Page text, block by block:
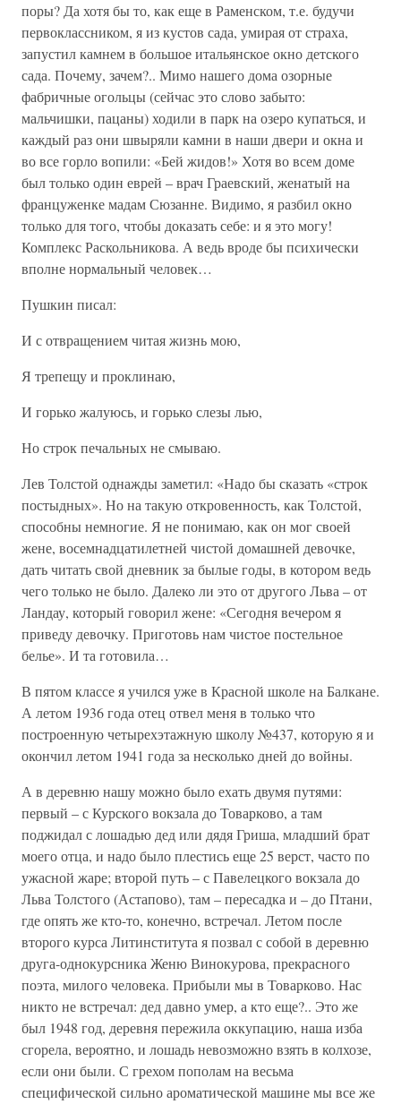
поры? Да хотя бы то, как еще в Раменском, т.е. будучи
первоклассником, я из кустов сада, умирая от страха,
запустил камнем в большое итальянское окно детского
сада. Почему, зачем?.. Мимо нашего дома озорные
фабричные огольцы (сейчас это слово забыто:
мальчишки, пацаны) ходили в парк на озеро купаться, и
каждый раз они швыряли камни в наши двери и окна и
во все горло вопили: «Бей жидов!» Хотя во всем доме
был только один еврей – врач Граевский, женатый на
француженке мадам Сюзанне. Видимо, я разбил окно
только для того, чтобы доказать себе: и я это могу!
Комплекс Раскольникова. А ведь вроде бы психически
вполне нормальный человек…
Пушкин писал:
И с отвращением читая жизнь мою,
Я трепещу и проклинаю,
И горько жалуюсь, и горько слезы лью,
Но строк печальных не смываю.
Лев Толстой однажды заметил: «Надо бы сказать «строк
постыдных». Но на такую откровенность, как Толстой,
способны немногие. Я не понимаю, как он мог своей
жене, восемнадцатилетней чистой домашней девочке,
дать читать свой дневник за былые годы, в котором ведь
чего только не было. Далеко ли это от другого Льва – от
Ландау, который говорил жене: «Сегодня вечером я
приведу девочку. Приготовь нам чистое постельное
белье». И та готовила…
В пятом классе я учился уже в Красной школе на Балкане.
А летом 1936 года отец отвел меня в только что
построенную четырехэтажную школу №437, которую я и
окончил летом 1941 года за несколько дней до войны.
А в деревню нашу можно было ехать двумя путями:
первый – с Курского вокзала до Товарково, а там
поджидал с лошадью дед или дядя Гриша, младший брат
моего отца, и надо было плестись еще 25 верст, часто по
ужасной жаре; второй путь – с Павелецкого вокзала до
Льва Толстого (Астапово), там – пересадка и – до Птани,
где опять же кто-то, конечно, встречал. Летом после
второго курса Литинститута я позвал с собой в деревню
друга-однокурсника Женю Винокурова, прекрасного
поэта, милого человека. Прибыли мы в Товарково. Нас
никто не встречал: дед давно умер, а кто еще?.. Это же
был 1948 год, деревня пережила оккупацию, наша изба
сгорела, вероятно, и лошадь невозможно взять в колхозе,
если они были. С грехом пополам на весьма
специфической сильно ароматической машине мы все же